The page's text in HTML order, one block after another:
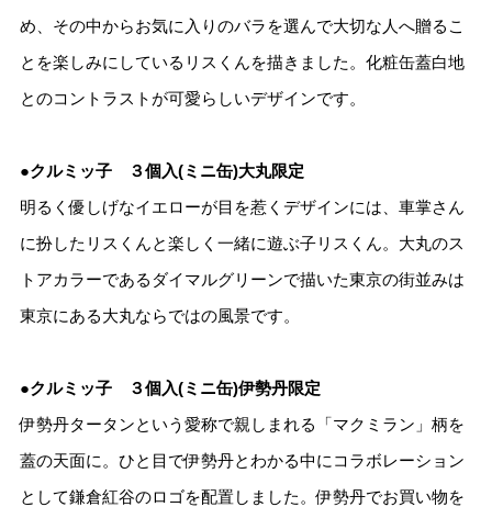
め、その中からお気に入りのバラを選んで大切な人へ贈るこ
とを楽しみにしているリスくんを描きました。化粧缶蓋白地
とのコントラストが可愛らしいデザインです。
●クルミッ子 ３個入(ミニ缶)大丸限定
明るく優しげなイエローが目を惹くデザインには、車掌さん
に扮したリスくんと楽しく一緒に遊ぶ子リスくん。大丸のス
トアカラーであるダイマルグリーンで描いた東京の街並みは
東京にある大丸ならではの風景です。
●クルミッ子 ３個入(ミニ缶)伊勢丹限定
伊勢丹タータンという愛称で親しまれる「マクミラン」柄を
蓋の天面に。ひと目で伊勢丹とわかる中にコラボレーション
として鎌倉紅谷のロゴを配置しました。伊勢丹でお買い物を